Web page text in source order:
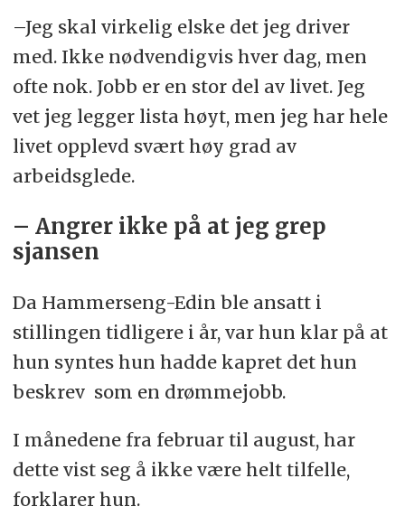
–Jeg skal virkelig elske det jeg driver
med. Ikke nødvendigvis hver dag, men
ofte nok. Jobb er en stor del av livet. Jeg
vet jeg legger lista høyt, men jeg har hele
livet opplevd svært høy grad av
arbeidsglede.
– Angrer ikke på at jeg grep
sjansen
Da Hammerseng-Edin ble ansatt i
stillingen tidligere i år, var hun klar på at
hun syntes hun hadde kapret det hun
beskrev som en drømmejobb.
I månedene fra februar til august, har
dette vist seg å ikke være helt tilfelle,
forklarer hun.